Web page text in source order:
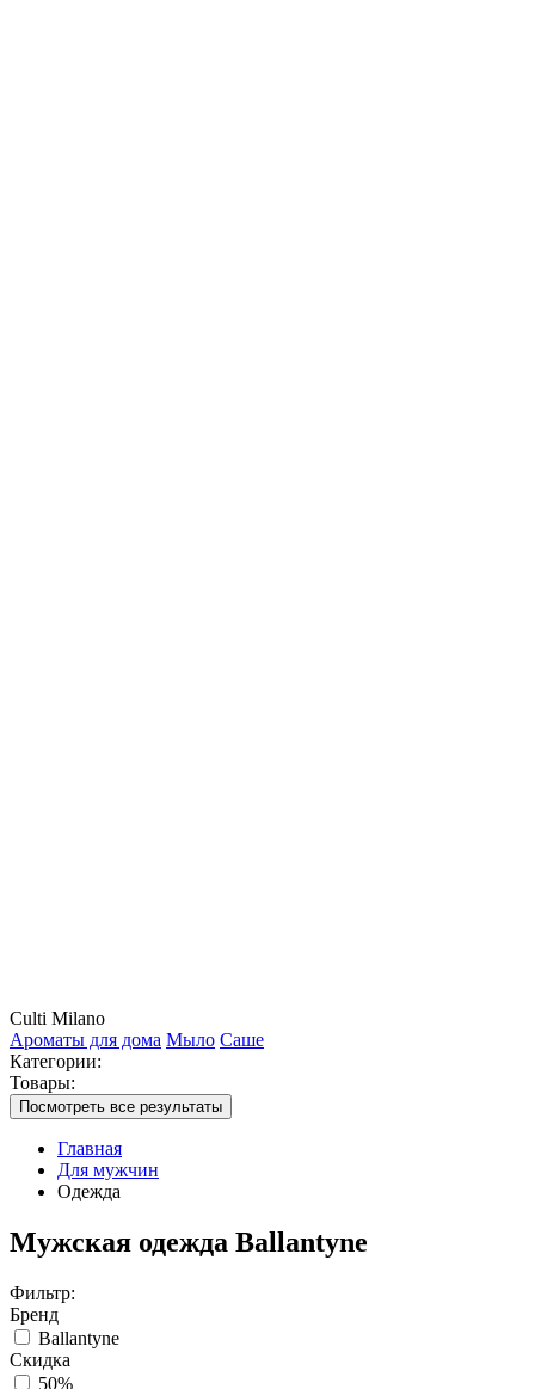
Culti Milano
Ароматы для дома Мыло Саше
Категории:
Товары:
Посмотреть все результаты
Главная
Для мужчин
Одежда
Мужская одежда Ballantyne
Фильтр:
Бренд
Ballantyne
Скидка
50%